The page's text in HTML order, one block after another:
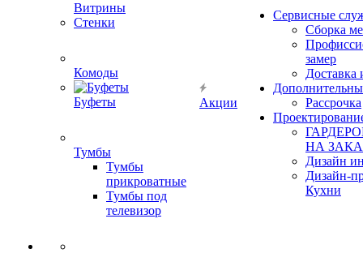
Витрины
Стенки
Комоды
Буфеты
Тумбы
Тумбы
прикроватные
Тумбы под
телевизор
Акции
Сервисные
Сборка
замер
Доставка
Рассрочка
НА
Дизайн
Дизайн-
Кухни